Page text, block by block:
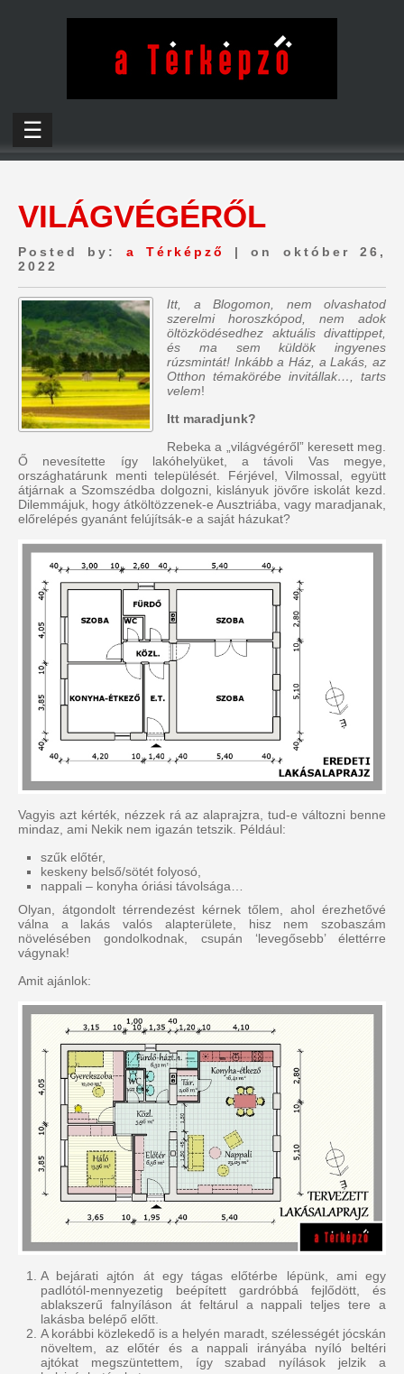
☰
VILÁGVÉGÉRŐL
Posted by: a Térképző
| on október 26,
2022
Itt, a Blogomon, nem olvashatod
szerelmi horoszkópod, nem adok
öltözködésedhez aktuális divattippet,
és ma sem küldök ingyenes
rúzsmintát! Inkább a Ház, a Lakás, az
Otthon témakörébe invitállak…, tarts
velem!
Itt maradjunk?
Rebeka a „világvégéről” keresett meg.
Ő nevesítette így lakóhelyüket, a távoli Vas megye,
országhatárunk menti települését. Férjével, Vilmossal, együtt
átjárnak a Szomszédba dolgozni, kislányuk jövőre iskolát kezd.
Dilemmájuk, hogy átköltözzenek-e Ausztriába, vagy maradjanak,
előrelépés gyanánt felújítsák-e a saját házukat?
Vagyis azt kérték, nézzek rá az alaprajzra, tud-e változni benne
mindaz, ami Nekik nem igazán tetszik. Például:
szűk előtér,
keskeny belső/sötét folyosó,
nappali – konyha óriási távolsága…
Olyan, átgondolt térrendezést kérnek tőlem, ahol érezhetővé
válna a lakás valós alapterülete, hisz nem szobaszám
növelésében gondolkodnak, csupán ‘levegősebb’ élettérre
vágynak!
Amit ajánlok:
A bejárati ajtón át egy tágas előtérbe lépünk, ami egy
padlótól-mennyezetig beépített gardróbbá fejlődött, és
ablakszerű falnyíláson át feltárul a nappali teljes tere a
lakásba belépő előtt.
A korábbi közlekedő is a helyén maradt, szélességét jócskán
növeltem, az előtér és a nappali irányába nyíló beltéri
ajtókat megszüntettem, így szabad nyílások jelzik a